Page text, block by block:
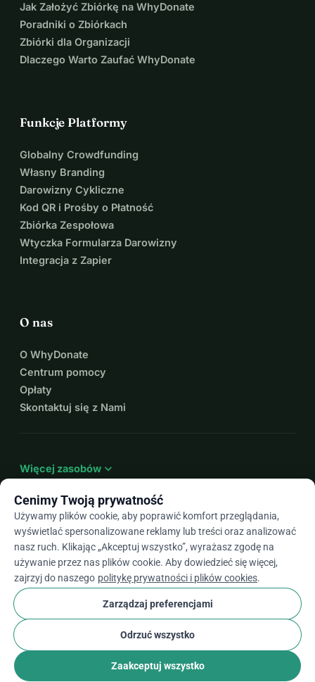
Jak Założyć Zbiórkę na WhyDonate
Poradniki o Zbiórkach
Zbiórki dla Organizacji
Dlaczego Warto Zaufać WhyDonate
Funkcje Platformy
Globalny Crowdfunding
Własny Branding
Darowizny Cykliczne
Kod QR i Prośby o Płatność
Zbiórka Zespołowa
Wtyczka Formularza Darowizny
Integracja z Zapier
O nas
O WhyDonate
Centrum pomocy
Opłaty
Skontaktuj się z Nami
Więcej zasobów expand_more
Plarrow_drop_down
★★★★★4,9 / 5 na podstawie ponad 500 opinii
WhyDonate
Prywatność i pliki cookie
Regulamin
Ustawienia Plików Cookie
Stworzone w Europie stripe checkZweryfikowany Partner
Cenimy Twoją prywatność
Używamy plików cookie, aby poprawić komfort przeglądania,
wyświetlać spersonalizowane reklamy lub treści oraz analizować
nasz ruch. Klikając „Akceptuj wszystko”, wyrażasz zgodę na
używanie przez nas plików cookie. Aby dowiedzieć się więcej,
zajrzyj do naszego politykę prywatności i plików cookies.
Zarządzaj preferencjami
Odrzuć wszystko
Zaakceptuj wszystko